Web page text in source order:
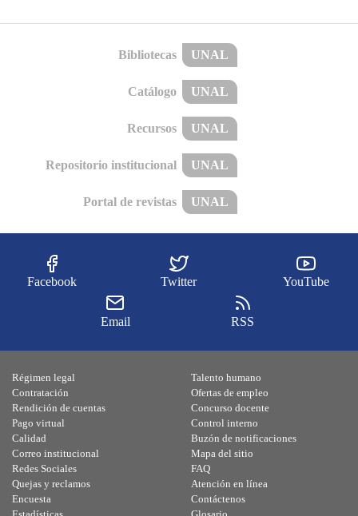
Bibliotecas UNAL
Catálogo UNAL
Recursos UNAL
Repositorio institucional UNAL
Portal de revistas UNAL
Facebook Twitter YouTube
Email RSS
Régimen legal
Contratación
Rendición de cuentas
Pago virtual
Calidad
Talento humano
Ofertas de empleo
Concurso docente
Control interno
Buzón de notificaciones
Correo institucional
Redes Sociales
Quejas y reclamos
Encuesta
Mapa del sitio
FAQ
Atención en línea
Contáctenos